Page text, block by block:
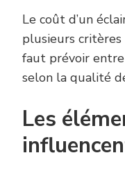
Le coût d’un
plusieurs critères
faut prévoir
selon la qualité
Les